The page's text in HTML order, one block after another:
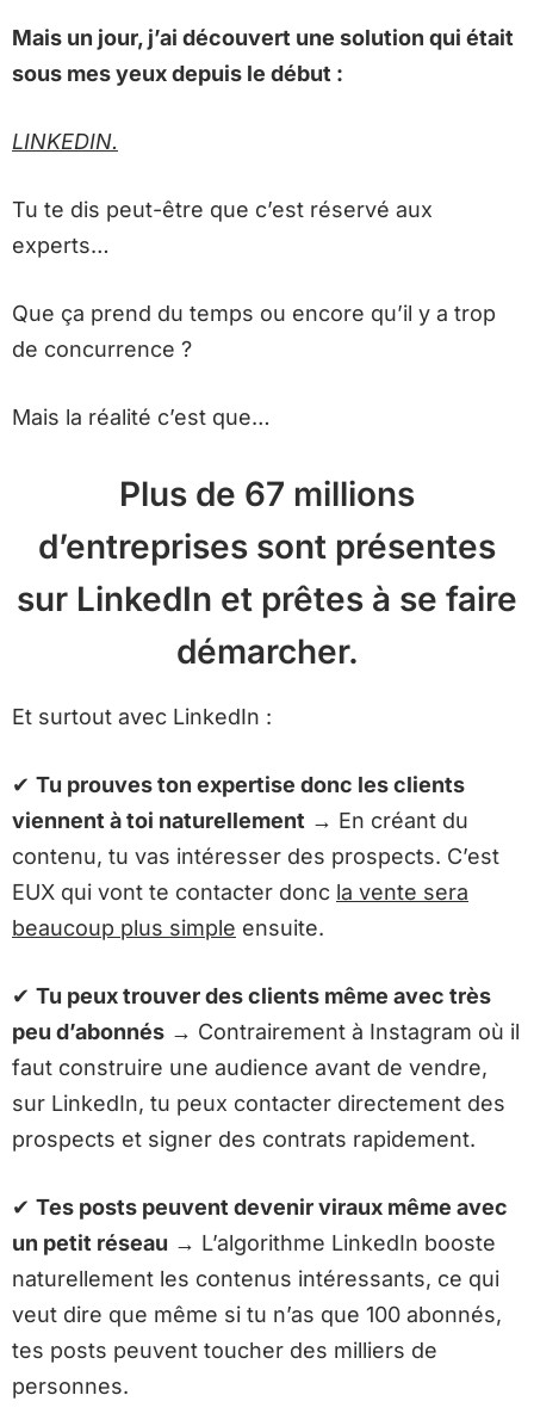
Mais un jour, j’ai découvert une solution qui était
sous mes yeux depuis le début :
LINKEDIN.
Tu te dis peut-être que c’est réservé aux
experts…
Que ça prend du temps ou encore qu’il y a trop
de concurrence ?
Mais la réalité c’est que…
Plus de 67 millions
d’entreprises sont présentes
sur LinkedIn et prêtes à se faire
démarcher.
Et surtout avec LinkedIn :
✔ Tu prouves ton expertise donc les clients
viennent à toi naturellement → En créant du
contenu, tu vas intéresser des prospects. C’est
EUX qui vont te contacter donc la vente sera
beaucoup plus simple ensuite.
✔ Tu peux trouver des clients même avec très
peu d’abonnés → Contrairement à Instagram où il
faut construire une audience avant de vendre,
sur LinkedIn, tu peux contacter directement des
prospects et signer des contrats rapidement.
✔ Tes posts peuvent devenir viraux même avec
un petit réseau → L’algorithme LinkedIn booste
naturellement les contenus intéressants, ce qui
veut dire que même si tu n’as que 100 abonnés,
tes posts peuvent toucher des milliers de
personnes.